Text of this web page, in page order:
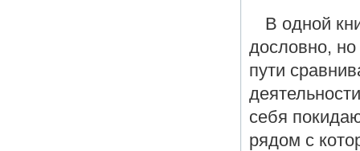
В одной
дословно,
пути
себя
рядом с